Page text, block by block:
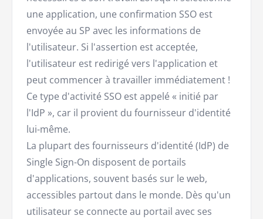
une application, une confirmation SSO est
envoyée au SP avec les informations de
l'utilisateur. Si l'assertion est acceptée,
l'utilisateur est redirigé vers l'application et
peut commencer à travailler immédiatement !
Ce type d'activité SSO est appelé « initié par
l'IdP », car il provient du fournisseur d'identité
lui-même.
La plupart des fournisseurs d'identité (IdP) de
Single Sign-On disposent de portails
d'applications, souvent basés sur le web,
accessibles partout dans le monde. Dès qu'un
utilisateur se connecte au portail avec ses